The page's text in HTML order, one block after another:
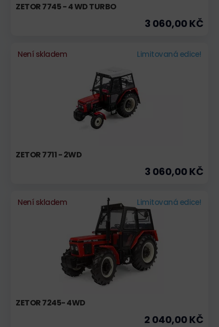
ZETOR 7745 - 4 WD TURBO
3 060,00 KČ
Není skladem Limitovaná edice!
ZETOR 7711 - 2WD
3 060,00 KČ
Není skladem Limitovaná edice!
ZETOR 7245- 4WD
2 040,00 KČ